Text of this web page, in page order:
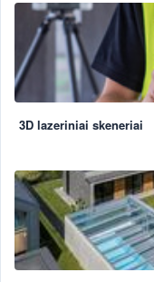
3D lazeriniai skeneriai